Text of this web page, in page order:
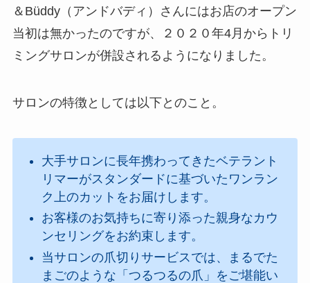
＆Büddy（アンドバディ）さんにはお店のオープン
当初は無かったのですが、２０２０年4月からトリ
ミングサロンが併設されるようになりました。
サロンの特徴としては以下とのこと。
大手サロンに長年携わってきたベテラント
リマーがスタンダードに基づいたワンラン
ク上のカットをお届けします。
お客様のお気持ちに寄り添った親身なカウ
ンセリングをお約束します。
当サロンの爪切りサービスでは、まるでた
まごのような「つるつるの爪」をご堪能い